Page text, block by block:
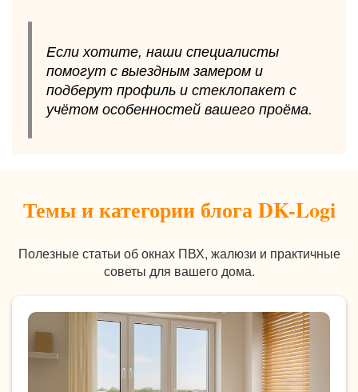
Если хотите, наши специалисты
помогут с выездным замером и
подберут профиль и стеклопакет с
учётом особенностей вашего проёма.
Темы и категории блога DK-Logi
Полезные статьи об окнах ПВХ, жалюзи и практичные
советы для вашего дома.